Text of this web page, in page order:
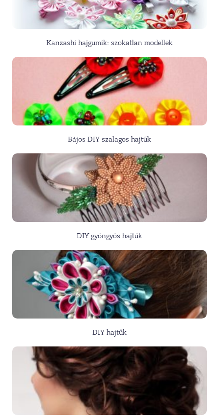
Kanzashi hajgumik: szokatlan modellek
Bájos DIY szalagos hajtűk
DIY gyöngyös hajtűk
DIY hajtűk